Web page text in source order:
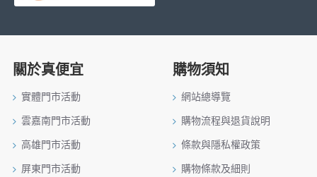
關於真便宜
實體門市活動
雲嘉南門市活動
高雄門市活動
屏東門市活動
購物須知
網站總導覽
購物流程與退貨說明
條款與隱私權政策
購物條款及細則